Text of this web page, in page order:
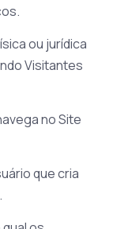
ou jurídica
Visitantes
no Site
que cria